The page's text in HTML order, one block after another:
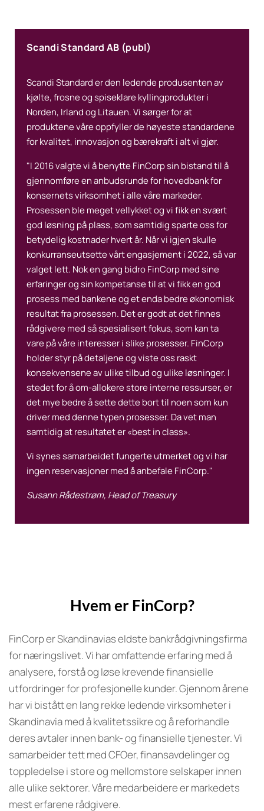
Scandi Standard AB (publ)
Scandi Standard er den ledende produsenten av
kjølte, frosne og spiseklare kyllingprodukter i
Norden, Irland og Litauen. Vi sørger for at
produktene våre oppfyller de høyeste standardene
for kvalitet, innovasjon og bærekraft i alt vi gjør.
"I 2016 valgte vi å benytte FinCorp sin bistand til å
gjennomføre en anbudsrunde for hovedbank for
konsernets virksomhet i alle våre markeder.
Prosessen ble meget vellykket og vi fikk en svært
god løsning på plass, som samtidig sparte oss for
betydelig kostnader hvert år. Når vi igjen skulle
konkurranseutsette vårt engasjement i 2022, så var
valget lett. Nok en gang bidro FinCorp med sine
erfaringer og sin kompetanse til at vi fikk en god
prosess med bankene og et enda bedre økonomisk
resultat fra prosessen. Det er godt at det finnes
rådgivere med så spesialisert fokus, som kan ta
vare på våre interesser i slike prosesser. FinCorp
holder styr på detaljene og viste oss raskt
konsekvensene av ulike tilbud og ulike løsninger. I
stedet for å om-allokere store interne ressurser, er
det mye bedre å sette dette bort til noen som kun
driver med denne typen prosesser. Da vet man
samtidig at resultatet er «best in class».
Vi synes samarbeidet fungerte utmerket og vi har
ingen reservasjoner med å anbefale FinCorp."
Susann Rådestrøm, Head of Treasury
Hvem er FinCorp?
FinCorp er Skandinavias eldste bankrådgivningsfirma
for næringslivet. Vi har omfattende erfaring med å
analysere, forstå og løse krevende finansielle
utfordringer for profesjonelle kunder. Gjennom årene
har vi bistått en lang rekke ledende virksomheter i
Skandinavia med å kvalitetssikre og å reforhandle
deres avtaler innen bank- og finansielle tjenester. Vi
samarbeider tett med CFOer, finansavdelinger og
toppledelse i store og mellomstore selskaper innen
alle ulike sektorer. Våre medarbeidere er markedets
mest erfarene rådgivere.